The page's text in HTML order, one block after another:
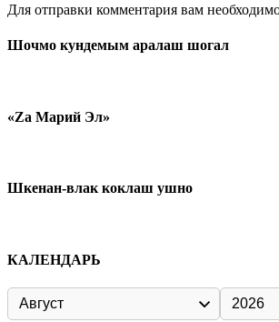
Для отправки комментария вам
Шочмо кундемым аралаш шогал
«Zа Марий Эл»
Шкенан-влак коклаш ушно
КАЛЕНДАРЬ